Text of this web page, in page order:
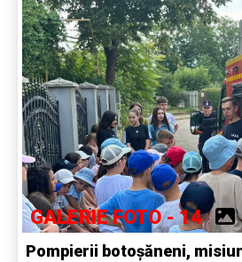
GALERIE FOTO - 14
Pompierii botoșăneni,